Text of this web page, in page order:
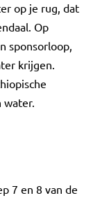
op je rug, dat
Op
sponsorloop,
krijgen.
water.
7 en 8 van de